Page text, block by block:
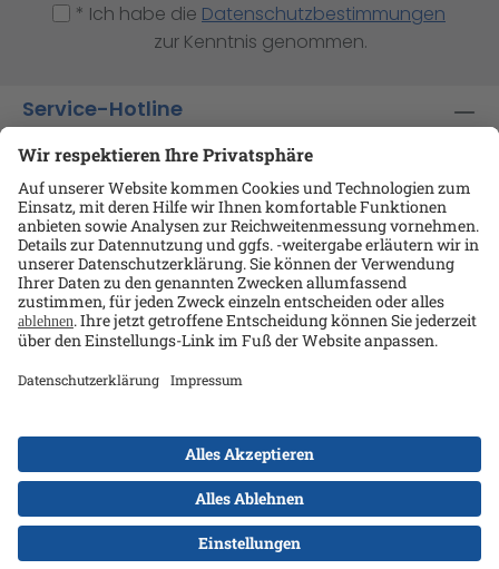
* Ich habe die Datenschutzbestimmungen
zur Kenntnis genommen.
Service-Hotline
Shop-Service
Informationen
Ansprechpartner
Kontakt
Alle Preise exkl. gesetzl. Mehrwertsteuer zzgl.
Versandkostenund ggf. Nachnahmegebühren, wenn
nicht anders angegeben.